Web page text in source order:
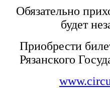
Обязательно
будет
Приобрести
Рязанского